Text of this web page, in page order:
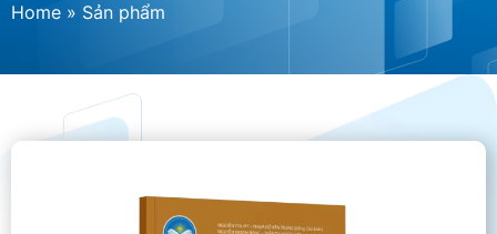
Home » Sản phẩm